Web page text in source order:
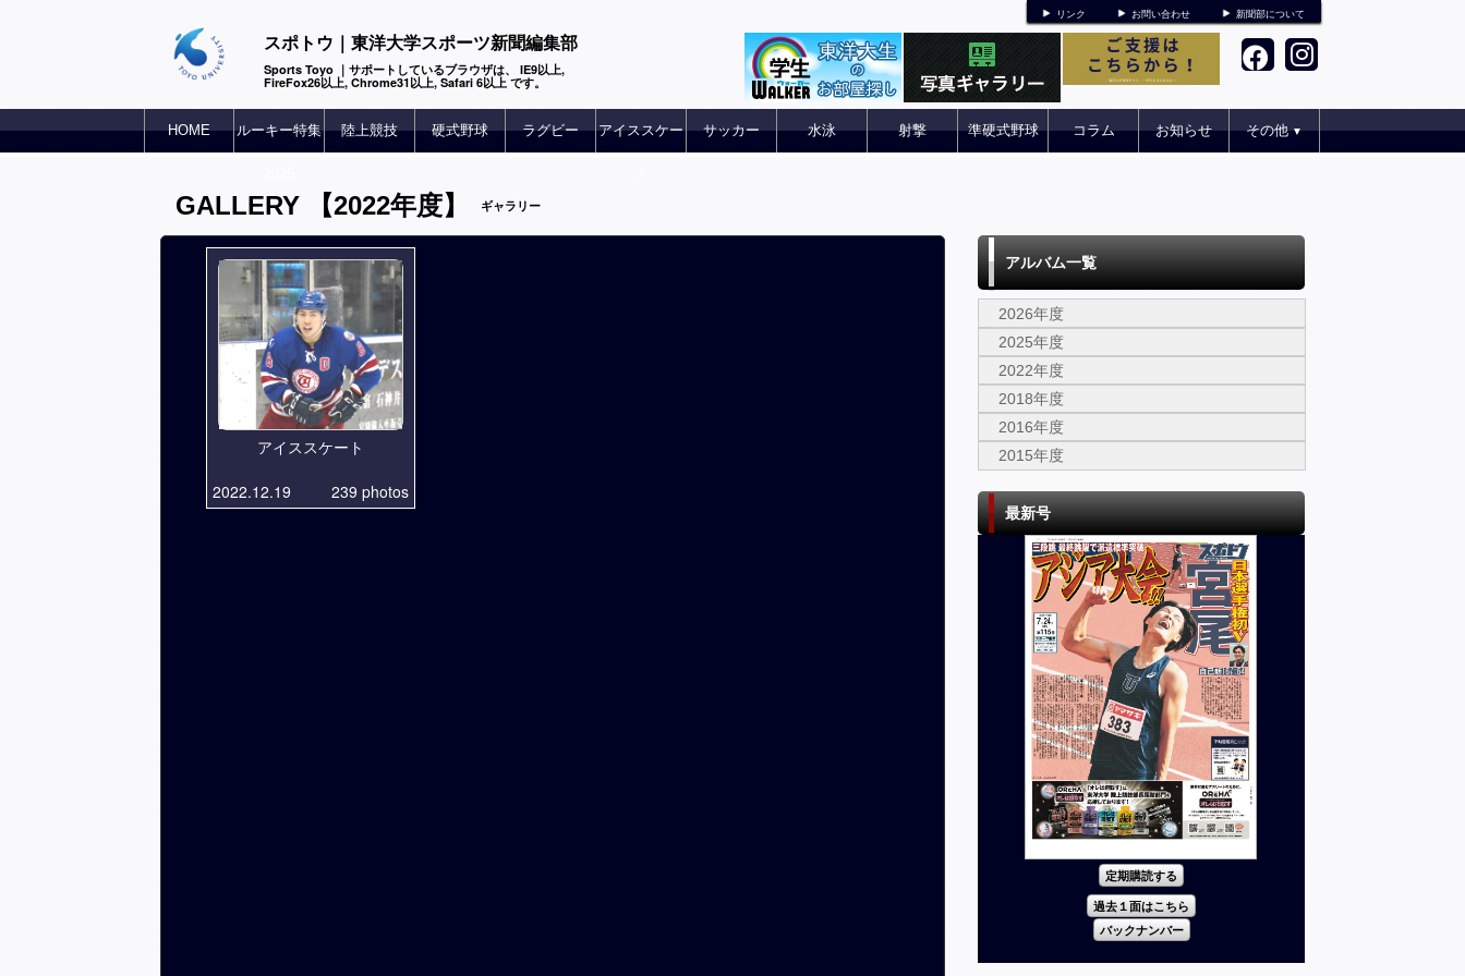
リンク お問い合わせ 新聞部について
スポトウ｜東洋大学スポーツ新聞編集部
Sports Toyo ｜サポートしているブラウザは、 IE9以上,
FireFox26以上, Chrome31以上, Safari 6以上 です。
HOME ルーキー特集 陸上競技 硬式野球 ラグビー アイススケー サッカー 水泳 射撃 準硬式野球 コラム お知らせ その他▼
GALLERY 【2022年度】 ギャラリー
アイススケート
2022.12.19 239 photos
アルバム一覧
2026年度
2025年度
2022年度
2018年度
2016年度
2015年度
最新号
定期購読する
過去１面はこちら
バックナンバー